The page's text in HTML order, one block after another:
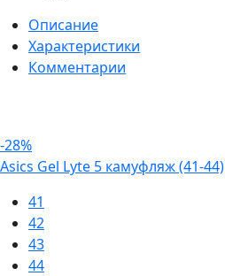
Описание
Характеристики
Комментарии
-28%
Asics Gel Lyte 5 камуфляж (41-44)
41
42
43
44